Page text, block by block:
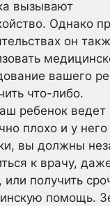
вызывают
Однако
он
вашего
что-либо.
ребенок ведет
плохо и у
вы должны
к врачу,
или получить
помощь.